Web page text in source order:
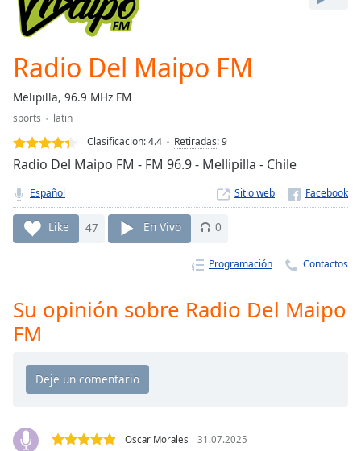
Skip
Forward
Mute
Current
Time0:00
Duration -:-
Loaded :
0.00%
Stream
Seek to
live,
currently
behind
liveLIVE
Rate
Chapters
Chapters
Radio Del Maipo FM
Melipilla, 96.9 MHz FM
sports
latin
Clasificacion:4.4 Retiradas:9
Radio Del Maipo FM - FM 96.9 - Mellipilla - Chile
Español Sitio web
Like 47 En Vivo 0
Programación Contactos
Su opinión sobre Radio Del Maipo
FM
Oscar Morales 31.07.2025